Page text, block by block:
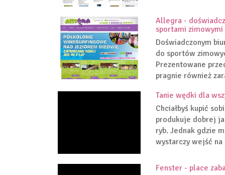
Allegra -
sportami zimowymi
Doświadczonym
do sportów
Prezentowane
pragnie również
Tanie wędki dla
Chciałbyś kupić
produkuje dobrej
ryb. Jednak gdzie
wystarczy wejść
Fenster - place